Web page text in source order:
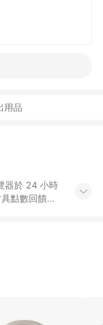
用品
點數回饋資
推薦書單 /